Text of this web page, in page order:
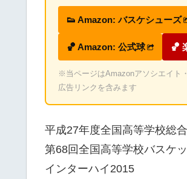
👟 Amazon: バスケシューズ
🏀 Amazon: 公式球 🏀
※当ページはAmazonアソシエイト
広告リンクを含みます
平成27年度全国高等学校総
第68回全国高等学校バスケ
インターハイ2015